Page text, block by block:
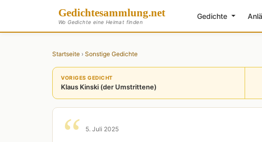
Gedichtesammlung.net
Wo Gedichte eine Heimat finden
Gedichte
Startseite › Sonstige Gedichte
VORIGES GEDICHT
Klaus Kinski (der Umstrittene)
5. Juli 2025